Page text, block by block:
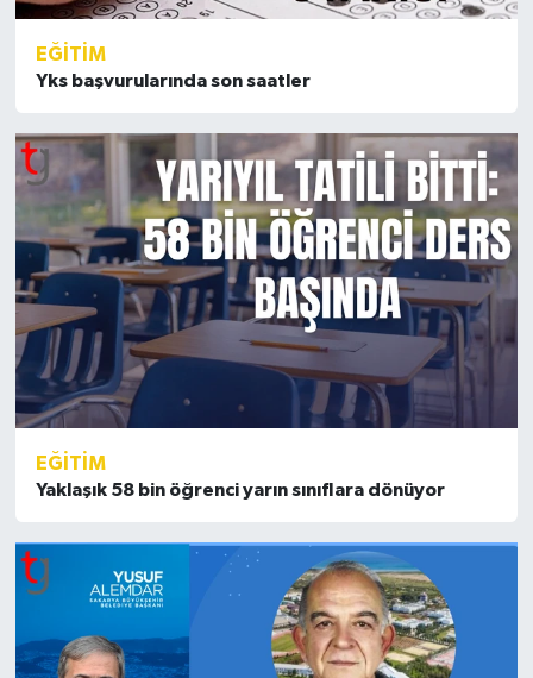
EĞİTİM
Yks başvurularında son saatler
EĞİTİM
Yaklaşık 58 bin öğrenci yarın sınıflara dönüyor